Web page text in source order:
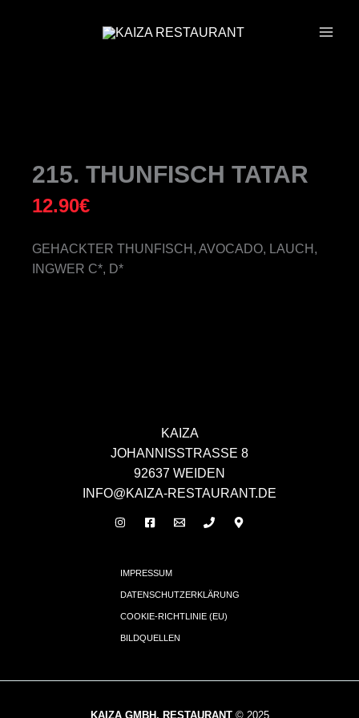
215. THUNFISCH TATAR
12.90€
GEHACKTER THUNFISCH, AVOCADO, LAUCH,
INGWER C*, D*
KAIZA
JOHANNISSTRASSE 8
92637 WEIDEN
INFO@KAIZA-RESTAURANT.DE
IMPRESSUM
DATENSCHUTZERKLÄRUNG
COOKIE-RICHTLINIE (EU)
BILDQUELLEN
KAIZA GMBH, RESTAURANT© 2025